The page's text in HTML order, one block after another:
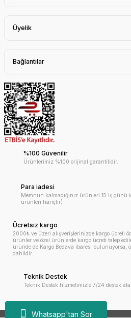
Whatsapp'tan Sor
Üyelik
Bağlantılar
%100 Güvenilir
Ürünlerimiz %100 orijinal garantilidir.
Para iadesi
Memnun kalmadığınız ürünleri 15 iş
ürünleri hariçtir)
Ücretsiz kargo
2000₺ ve üzeri alışverişlerinizde kargo ücreti
ürünler ve özel ürünlerde kargo ücreti talep
üründe de Kargo Bedava ibaresi bulunuyorsa,
dahildir.
Teknik Destek
Teknik Destek hizmetimizle 7/24 destek